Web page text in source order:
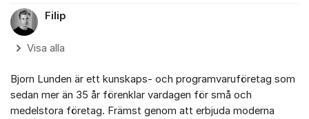
Filip
Visa alla
Bjorn Lunden är ett kunskaps- och programvaruföretag som
sedan mer än 35 år förenklar vardagen för små och
medelstora företag. Främst genom att erbjuda moderna